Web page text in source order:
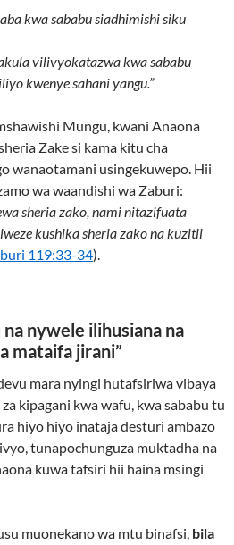
kwa sababu siadhimishi siku
vilivyokatazwa kwa sababu
kwenye sahani yangu.”
Mungu, kwani Anaona
Zake si kama kitu cha
wanaotamani usingekuwepo. Hii
wa waandishi wa Zaburi:
sheria zako, nami nitazifuata
kushika sheria zako na kuzitii
119:33-34).
nywele ilihusiana na
mataifa jirani”
mara nyingi hutafsiriwa vibaya
kipagani kwa wafu, kwa sababu tu
hiyo hiyo inataja desturi ambazo
tunapochunguza muktadha na
kuwa tafsiri hii haina msingi
muonekano wa mtu binafsi, bila